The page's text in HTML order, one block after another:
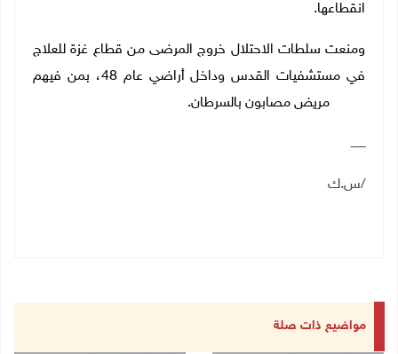
انقطاعها.
ومنعت سلطات الاحتلال خروج المرضى من قطاع غزة للعلاج
في مستشفيات القدس وداخل أراضي عام 48، بمن فيهم
ــــــــ
/س.ك
مواضيع ذات صلة